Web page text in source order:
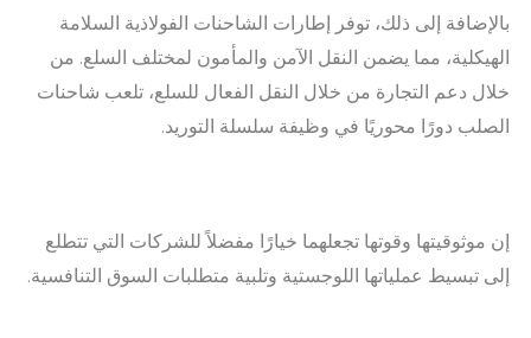
بالإضافة إلى ذلك، توفر إطارات الشاحنات الفولاذية السلامة
الهيكلية، مما يضمن النقل الآمن والمأمون لمختلف السلع. من
خلال دعم التجارة من خلال النقل الفعال للسلع، تلعب شاحنات
الصلب دورًا محوريًا في وظيفة سلسلة التوريد.
إن موثوقيتها وقوتها تجعلهما خيارًا مفضلاً للشركات التي تتطلع
إلى تبسيط عملياتها اللوجستية وتلبية متطلبات السوق التنافسية.